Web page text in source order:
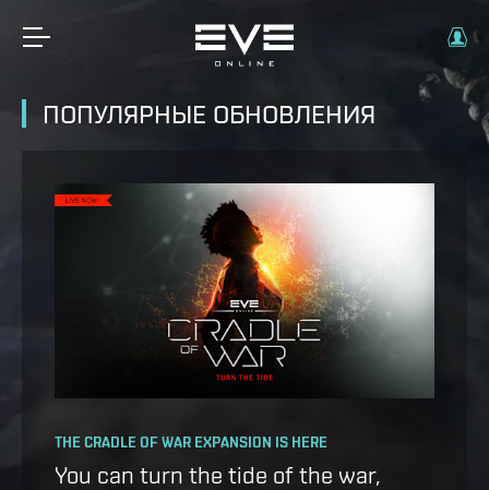
ПОПУЛЯРНЫЕ ОБНОВЛЕНИЯ
OPERATION AVALON: FAQ
Ansiblex Capacitor Update
THE CRADLE OF WAR EXPANSION IS HERE
You can turn the tide of the war,